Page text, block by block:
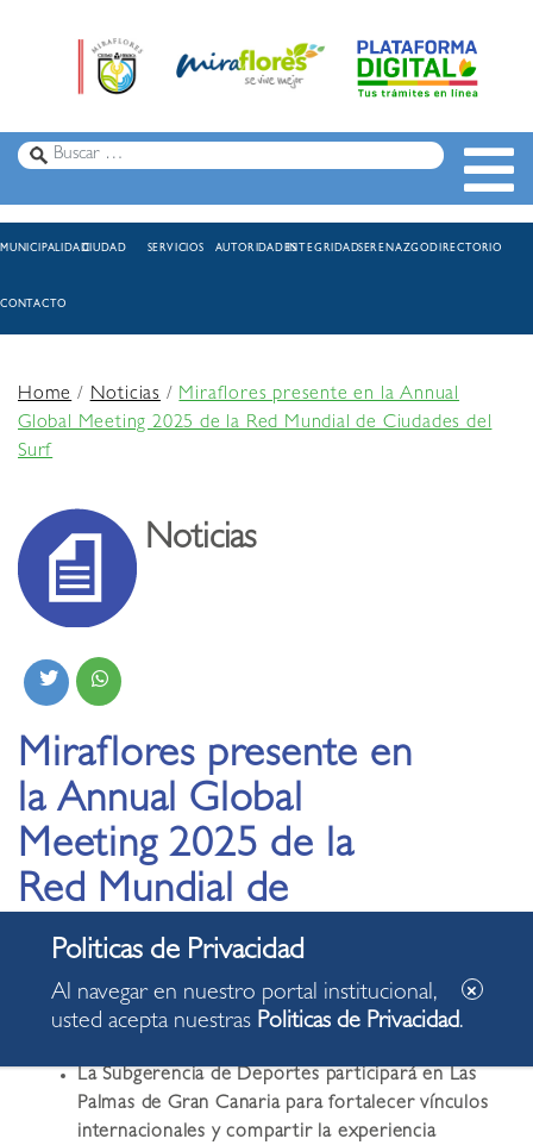
MUNICIPALIDADCIUDAD SERVICIOS AUTORIDADESINTEGRIDADSERENAZGODIRECTORIO
CONTACTO
Home/Noticias /Miraflores presente en la Annual
Global Meeting 2025 de la Red Mundial de Ciudades del
Surf
Noticias
Miraflores presente en
la Annual Global
Meeting 2025 de la
Red Mundial de
Ciudades del Surf
14.11.2025
La Subgerencia de Deportes participará en Las
Palmas de Gran Canaria para fortalecer vínculos
internacionales y compartir la experiencia
Al navegar en nuestro portal institucional,
usted acepta nuestras Politicas de Privacidad.